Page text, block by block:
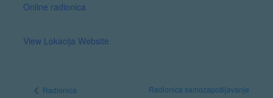
Online radionica
View Lokacija Website
Radionica
Radionica samozapošljavanje